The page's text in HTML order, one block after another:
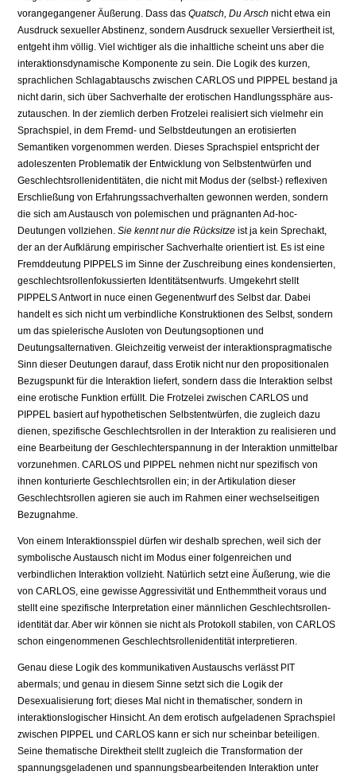
vorangegangener Äußerung. Dass das Quatsch, Du Arsch nicht etwa ein
Aus­druck sexueller Abstinenz, sondern Ausdruck sexueller Versiertheit ist,
entgeht ihm völlig. Viel wichtiger als die inhaltliche scheint uns aber die
interaktionsdynamische Komponente zu sein. Die Logik des kurzen,
sprachlichen Schlagabtauschs zwischen CARLOS und PIPPEL bestand ja
nicht darin, sich über Sachverhalte der erotischen Handlungssphäre aus­
zutauschen. In der ziemlich derben Frotzelei realisiert sich vielmehr ein
Sprachspiel, in dem Fremd- und Selbstdeutungen an erotisierten
Semantiken vorgenommen werden. Dieses Sprachspiel entspricht der
adoleszenten Problematik der Entwicklung von Selbst­entwürfen und
Geschlechtsrollenidentitäten, die nicht mit Modus der (selbst-) reflexiven
Erschließung von Erfahrungssachverhalten gewonnen werden, sondern
die sich am Aus­tausch von polemischen und prägnanten Ad-hoc-
Deutungen vollziehen. Sie kennt nur die Rücksitze ist ja kein Sprechakt,
der an der Aufklärung empirischer Sachverhalte orientiert ist. Es ist eine
Fremddeutung PIPPELS im Sinne der Zuschreibung eines kondensierten,
geschlechtsrollenfokussierten Identitätsentwurfs. Umgekehrt stellt
PIPPELS Antwort in nuce einen Gegenentwurf des Selbst dar. Dabei
handelt es sich nicht um verbindliche Kon­struktionen des Selbst, sondern
um das spielerische Ausloten von Deutungsoptionen und
Deutungsalternativen. Gleichzeitig verweist der interaktionspragmatische
Sinn dieser Deutungen darauf, dass Erotik nicht nur den propositionalen
Bezugspunkt für die Interak­tion liefert, sondern dass die Interaktion selbst
eine erotische Funktion erfüllt. Die Frotzelei zwischen CARLOS und
PIPPEL basiert auf hypothetischen Selbstentwürfen, die zugleich da­zu
dienen, spezifische Geschlechtsrollen in der Interaktion zu realisieren und
eine Bear­beitung der Geschlechterspannung in der Interaktion unmittelbar
vorzunehmen. CARLOS und PIPPEL nehmen nicht nur spezifisch von
ihnen konturierte Geschlechtsrollen ein; in der Artikulation dieser
Geschlechtsrollen agieren sie auch im Rahmen einer wechselseiti­gen
Bezugnahme.
Von einem Interaktionsspiel dürfen wir deshalb sprechen, weil sich der
symbolische Aus­tausch nicht im Modus einer folgenreichen und
verbindlichen Interaktion vollzieht. Natür­lich setzt eine Äußerung, wie die
von CARLOS, eine gewisse Aggressivität und Enthemmt­heit voraus und
stellt eine spezifische Interpretation einer männlichen Geschlechtsrollen­
identität dar. Aber wir können sie nicht als Protokoll stabilen, von CARLOS
schon einge­nommenen Geschlechtsrollenidentität interpretieren.
Genau diese Logik des kommunikativen Austauschs verlässt PIT
abermals; und genau in diesem Sinne setzt sich die Logik der
Desexualisierung fort; dieses Mal nicht in thematischer, sondern in
interaktionslogischer Hinsicht. An dem erotisch aufgeladenen Sprach­spiel
zwischen PIPPEL und CARLOS kann er sich nur scheinbar beteiligen.
Seine themati­sche Direktheit stellt zugleich die Transformation der
spannungsgeladenen und spannungsbearbeitenden Interaktion unter